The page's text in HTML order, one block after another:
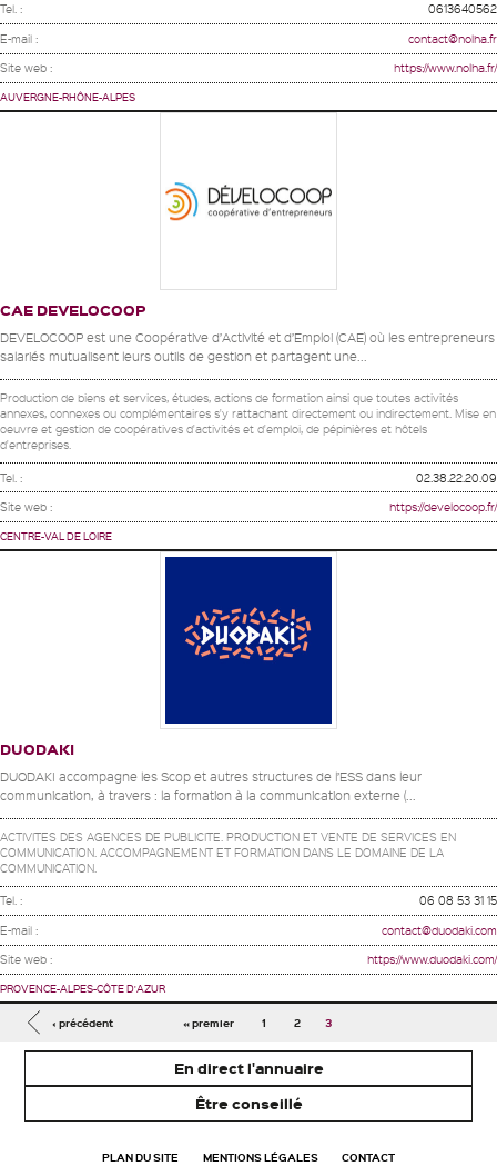
Tel. : 0613640562
E-mail : contact@nolha.fr
Site web : https://www.nolha.fr/
AUVERGNE-RHÔNE-ALPES
CAE DEVELOCOOP
DEVELOCOOP est une Coopérative d’Activité et d’Emploi (CAE) où les entrepreneurs
salariés mutualisent leurs outils de gestion et partagent une...
Production de biens et services, études, actions de formation ainsi que toutes activités
annexes, connexes ou complémentaires s'y rattachant directement ou indirectement. Mise en
oeuvre et gestion de coopératives d'activités et d'emploi, de pépinières et hôtels
d'entreprises.
Tel. : 02.38.22.20.09
Site web : https://develocoop.fr/
CENTRE-VAL DE LOIRE
DUODAKI
DUODAKI accompagne les Scop et autres structures de l’ESS dans leur
communication, à travers : la formation à la communication externe (...
ACTIVITES DES AGENCES DE PUBLICITE. PRODUCTION ET VENTE DE SERVICES EN
COMMUNICATION. ACCOMPAGNEMENT ET FORMATION DANS LE DOMAINE DE LA
COMMUNICATION.
Tel. : 06 08 53 31 15
E-mail : contact@duodaki.com
Site web : https://www.duodaki.com/
PROVENCE-ALPES-CÔTE D'AZUR
Pages
« premier
‹ précédent 1 2 3
En direct l'annuaire
Être conseillé
PLAN DU SITE MENTIONS LÉGALES CONTACT